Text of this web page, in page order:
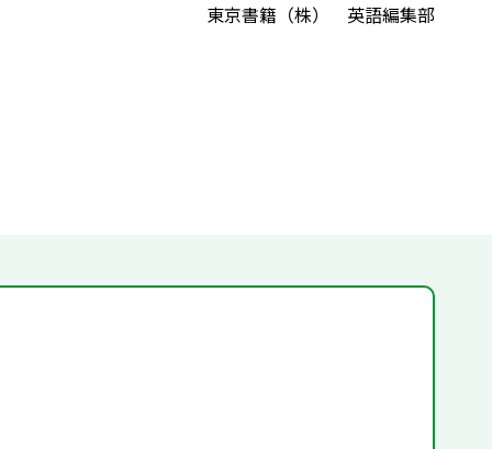
東京書籍（株） 英語編集部